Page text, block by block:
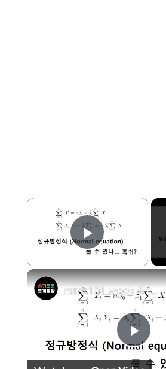
×
Play Video
P
rstat101 week 6 (심화) 회귀분석 정규방정식(Normal equation) 손으로 풀기